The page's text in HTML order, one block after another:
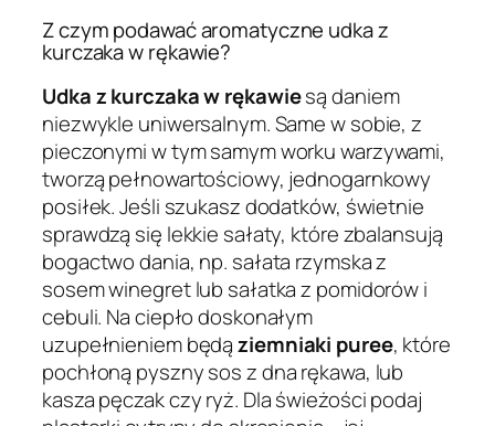
Z czym podawać aromatyczne udka z
kurczaka w rękawie?
Udka z kurczaka w rękawiesą daniem
niezwykle uniwersalnym. Same w sobie, z
pieczonymi w tym samym worku warzywami,
tworzą pełnowartościowy, jednogarnkowy
posiłek. Jeśli szukasz dodatków, świetnie
sprawdzą się lekkie sałaty, które zbalansują
bogactwo dania, np. sałata rzymska z
sosem winegret lub sałatka z pomidorów i
cebuli. Na ciepło doskonałym
uzupełnieniem będąziemniaki puree, które
pochłoną pyszny sos z dna rękawa, lub
kasza pęczak czy ryż. Dla świeżości podaj